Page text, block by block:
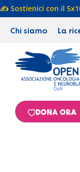
✍️ Sostienici con il
Chi siamo La
DONA ORA